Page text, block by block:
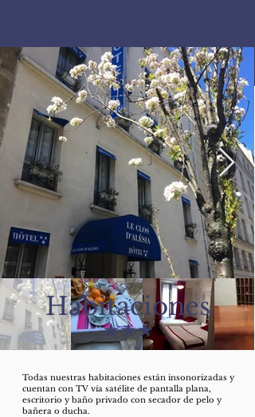
Habitaciones
Todas nuestras habitaciones están insonorizadas y
cuentan con TV vía satélite de pantalla plana,
escritorio y baño privado con secador de pelo y
bañera o ducha.